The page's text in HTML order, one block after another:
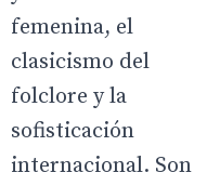
femenina, el
clasicismo del
folclore y la
sofisticación
internacional. Son